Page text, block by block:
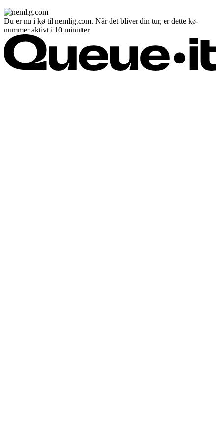
Du er nu i kø til nemlig.com. Når det bliver din tur, er dette kø-
nummer aktivt i 10 minutter